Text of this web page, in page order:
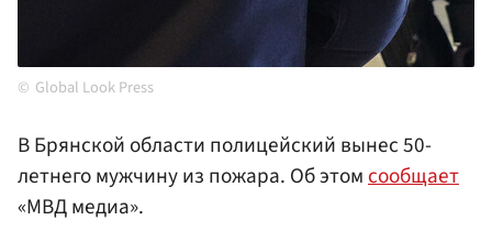
Global Look Press
В Брянской области полицейский вынес 50-
летнего мужчину из пожара. Об этомсообщает
«МВД медиа».